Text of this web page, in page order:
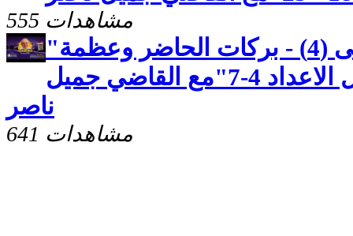
555 مشاهدات
"رسالة بطرس الاولى (4) - بركات الحاضر وعظمة
المستقبل - الاصحاح الاول الاعداد 4-7"مع القاضي جميل
ناصر
641 مشاهدات